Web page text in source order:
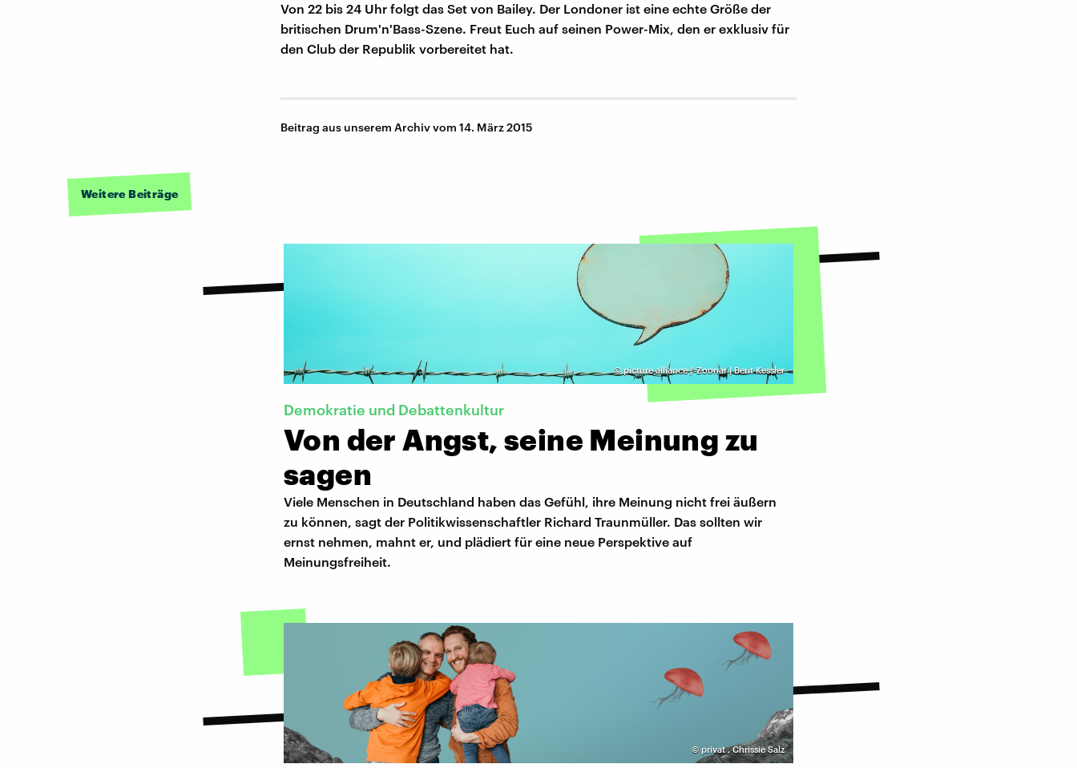
Von 22 bis 24 Uhr folgt das Set von Bailey. Der Londoner ist eine echte Größe der
britischen Drum'n'Bass-Szene. Freut Euch auf seinen Power-Mix, den er exklusiv für
den Club der Republik vorbereitet hat.
Beitrag aus unserem Archiv vom 14. März 2015
Weitere Beiträge
© picture alliance / Zoonar | Berit Kessler
Demokratie und Debattenkultur
Von der Angst, seine Meinung zu
sagen
Viele Menschen in Deutschland haben das Gefühl, ihre Meinung nicht frei äußern
zu können, sagt der Politikwissenschaftler Richard Traunmüller. Das sollten wir
ernst nehmen, mahnt er, und plädiert für eine neue Perspektive auf
Meinungsfreiheit.
© privat,Chrissie Salz